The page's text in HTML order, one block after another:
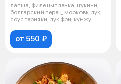
лапша, филе цыпленка, цукини,
болгарский перец, морковь, лук,
соус терияки, лук фри, кунжу
от 550 ₽